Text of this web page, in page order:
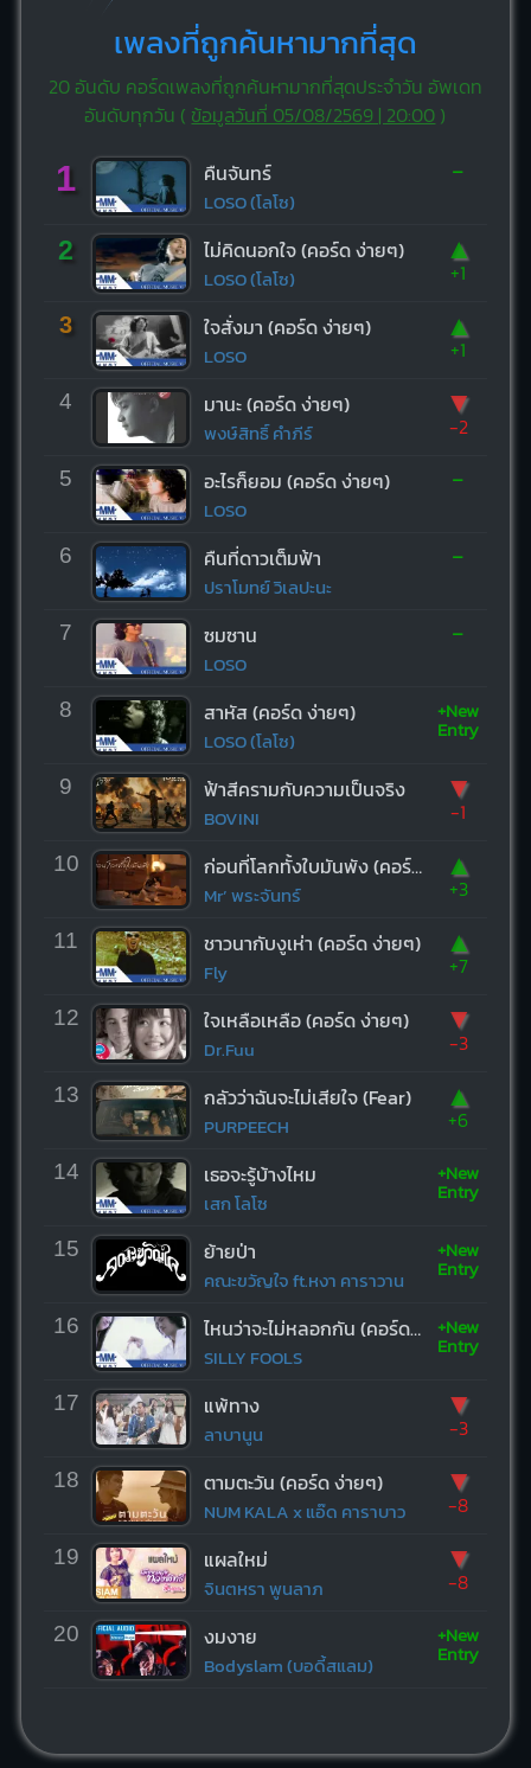
เพลงที่ถูกค้นหามากที่สุด
20 อันดับ คอร์ดเพลงที่ถูกค้นหามากที่สุดประจำวัน อัพเดท
อันดับทุกวัน ( ข้อมูลวันที่ 05/08/2569 | 20:00 )
1 คืนจันทร์
LOSO (โลโซ)
-
2 ไม่คิดนอกใจ (คอร์ด ง่ายๆ)
LOSO (โลโซ)
▲
+1
3 ใจสั่งมา (คอร์ด ง่ายๆ)
LOSO
▲
+1
4 มานะ (คอร์ด ง่ายๆ)
พงษ์สิทธิ์ คำภีร์
▼
-2
5 อะไรก็ยอม (คอร์ด ง่ายๆ)
LOSO
-
6 คืนที่ดาวเต็มฟ้า
ปราโมทย์ วิเลปะนะ
-
7 ซมซาน
LOSO
-
8 สาหัส (คอร์ด ง่ายๆ)
LOSO (โลโซ)
+New
Entry
9 ฟ้าสีครามกับความเป็นจริง
BOVINI
▼
-1
10 ก่อนที่โลกทั้งใบมันพัง (คอร์ด ง่ายๆ)
Mr’ พระจันทร์
▲
+3
11 ชาวนากับงูเห่า (คอร์ด ง่ายๆ)
Fly
▲
+7
12 ใจเหลือเหลือ (คอร์ด ง่ายๆ)
Dr.Fuu
▼
-3
13 กลัวว่าฉันจะไม่เสียใจ (Fear)
PURPEECH
▲
+6
14 เธอจะรู้บ้างไหม
เสก โลโซ
+New
Entry
15 ย้ายป่า
คณะขวัญใจ ft.หงา คาราวาน
+New
Entry
16 ไหนว่าจะไม่หลอกกัน (คอร์ด ง่ายๆ)
SILLY FOOLS
+New
Entry
17 แพ้ทาง
ลาบานูน
▼
-3
18 ตามตะวัน (คอร์ด ง่ายๆ)
NUM KALA x แอ๊ด คาราบาว
▼
-8
19 แผลใหม่
จินตหรา พูนลาภ
▼
-8
20 งมงาย
Bodyslam (บอดี้สแลม)
+New
Entry